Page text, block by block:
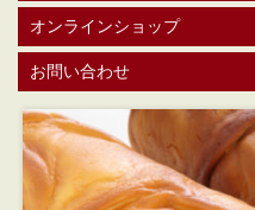
オンラインショップ
お問い合わせ